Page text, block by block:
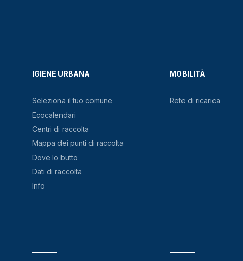
IGIENE URBANA
Seleziona il tuo comune
Ecocalendari
Centri di raccolta
Mappa dei punti di raccolta
Dove lo butto
Dati di raccolta
Info
MOBILITÀ
Rete di ricarica